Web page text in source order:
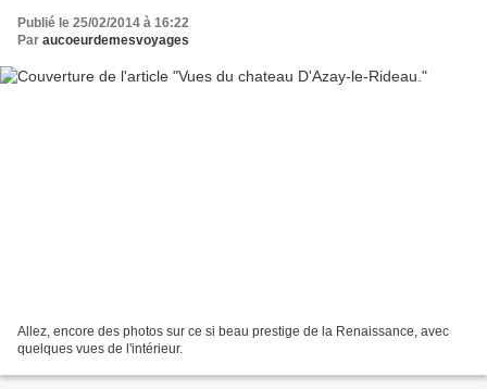
Publié le 25/02/2014 à 16:22
Par aucoeurdemesvoyages
Allez, encore des photos sur ce si beau prestige de la Renaissance, avec
quelques vues de l'intérieur.